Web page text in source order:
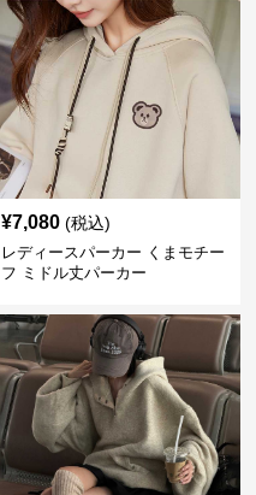
¥7,080 (税込)
レディースパーカー くまモチー
フ ミドル丈パーカー